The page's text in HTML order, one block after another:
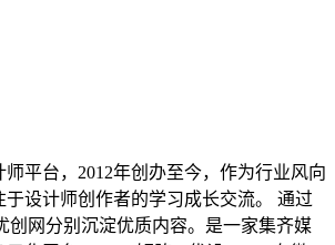
平台，2012年创办至今，作为行业风向
于设计师创作者的学习成长交流。 通过
创网分别沉淀优质内容。是一家集齐媒